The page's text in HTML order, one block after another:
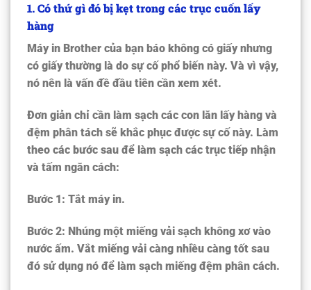
1. Có thứ gì đó bị kẹt trong các trục cuốn lấy
hàng
Máy in Brother của bạn báo không có giấy nhưng
có giấy thường là do sự cố phổ biến này. Và vì vậy,
nó nên là vấn đề đầu tiên cần xem xét.
Đơn giản chỉ cần làm sạch các con lăn lấy hàng và
đệm phân tách sẽ khắc phục được sự cố này. Làm
theo các bước sau để làm sạch các trục tiếp nhận
và tấm ngăn cách:
Bước 1: Tắt máy in.
Bước 2: Nhúng một miếng vải sạch không xơ vào
nước ấm. Vắt miếng vải càng nhiều càng tốt sau
đó sử dụng nó để làm sạch miếng đệm phân cách.